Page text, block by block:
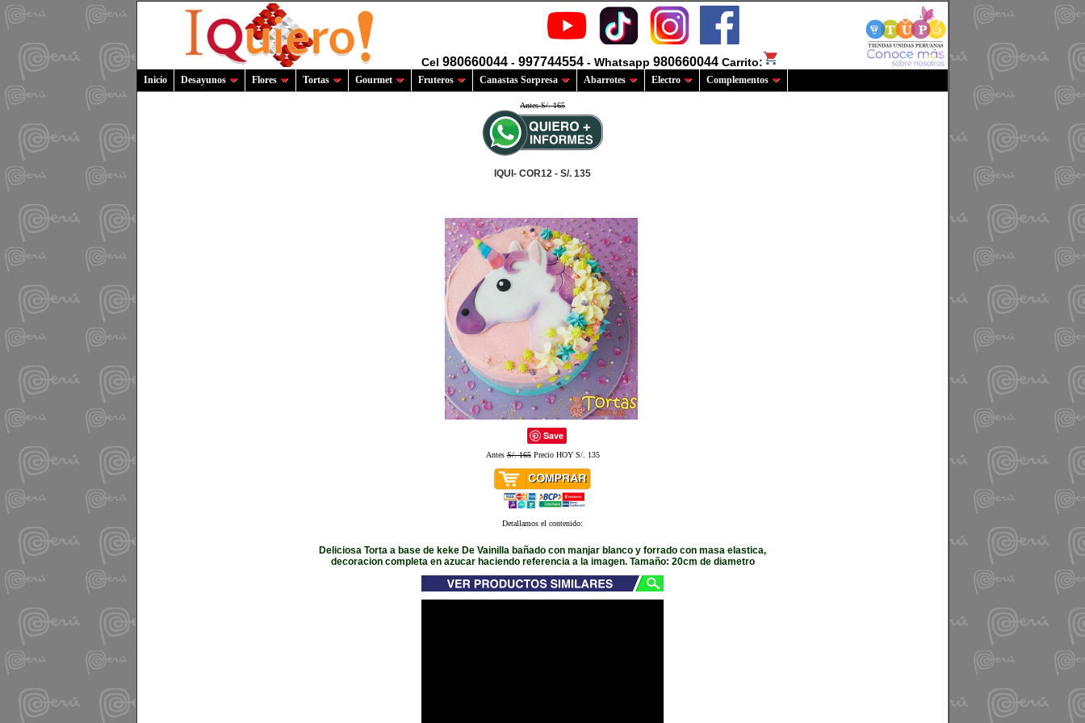
Cel 980660044 - 997744554 - Whatsapp 980660044 Carrito:
Inicio Desayunos Flores Tortas Gourmet Fruteros Canastas Sorpresa Abarrotes Electro Complementos
Antes S/. 165
IQUI- COR12 - S/. 135
Save
AntesS/. 165Precio HOY S/. 135
Detallamos el contenido:
Deliciosa Torta a base de keke De Vainilla bañado con manjar blanco y forrado con masa elastica,
decoracion completa en azucar haciendo referencia a la imagen. Tamaño: 20cm de diametro